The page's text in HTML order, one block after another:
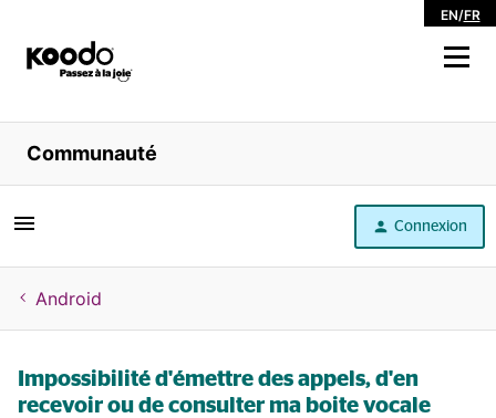
EN/FR
Magasiner
Libre service
Aide
Communauté
Connexion
Android
Impossibilité d'émettre des appels, d'en
recevoir ou de consulter ma boite vocale